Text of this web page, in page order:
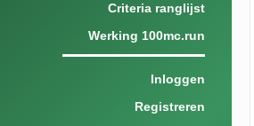
Criteria ranglijst
Werking 100mc.run
Inloggen
Registreren